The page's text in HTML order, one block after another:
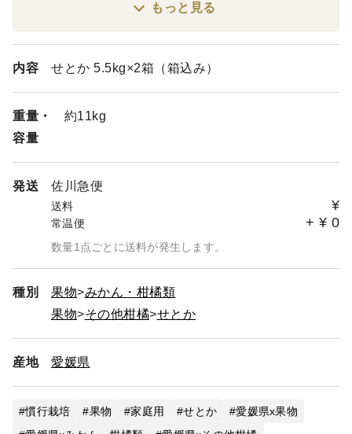
🏆果物好きに贈りたい賞
もっと見る
内容 せとか 5.5kg×2箱（箱込み）
重量・
容量
約11kg
発送 佐川急便
送料 ¥
常温便 + ¥ 0
数量1点ごとに送料が発生します。
種別 果物
みかん・柑橘類
果物
その他柑橘 せとか
産地 愛媛県
慣行栽培 果物 家庭用 せとか
愛媛県x果物